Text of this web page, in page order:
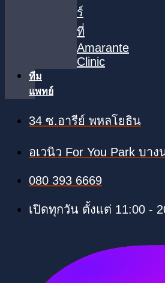
ร์
ที่
Amarante
Clinic
ทีม
แพทย์
34 ซ.อารีย์ พหลโยธิน
อเวนิว For You Park บาง
080 393 6669
เปิดทุกวัน ตั้งแต่ 11:00 -